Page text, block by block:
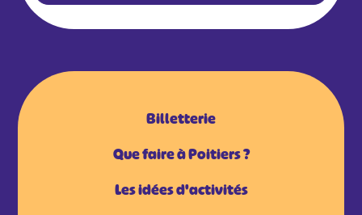
Billetterie
Que faire à Poitiers ?
Les idées d'activités